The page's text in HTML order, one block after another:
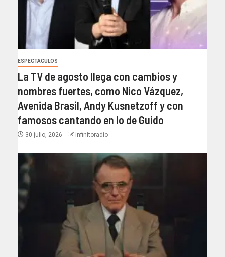
ESPECTACULOS
La TV de agosto llega con cambios y
nombres fuertes, como Nico Vázquez,
Avenida Brasil, Andy Kusnetzoff y con
famosos cantando en lo de Guido
30 julio, 2026 infinitoradio